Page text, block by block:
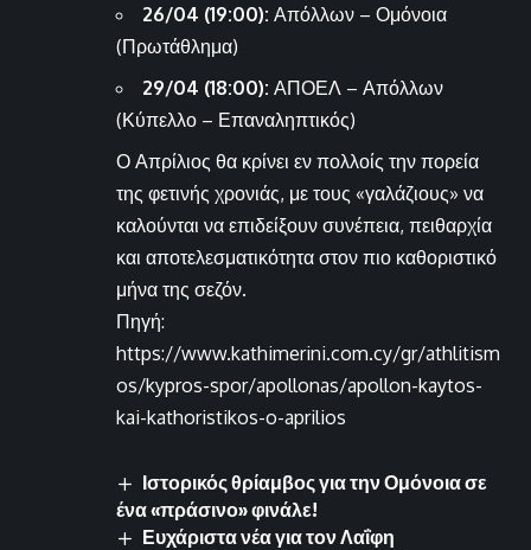
26/04 (19:00): Απόλλων – Ομόνοια
(Πρωτάθλημα)
29/04 (18:00): ΑΠΟΕΛ – Απόλλων
(Κύπελλο – Επαναληπτικός)
Ο Απρίλιος θα κρίνει εν πολλοίς την πορεία
της φετινής χρονιάς, με τους «γαλάζιους» να
καλούνται να επιδείξουν συνέπεια, πειθαρχία
και αποτελεσματικότητα στον πιο καθοριστικό
μήνα της σεζόν.
Πηγή:
https://www.kathimerini.com.cy/gr/athlitism
os/kypros-spor/apollonas/apollon-kaytos-
kai-kathoristikos-o-aprilios
Ιστορικός θρίαμβος για την Ομόνοια σε
ένα «πράσινο» φινάλε!
Ευχάριστα νέα για τον Λαΐφη